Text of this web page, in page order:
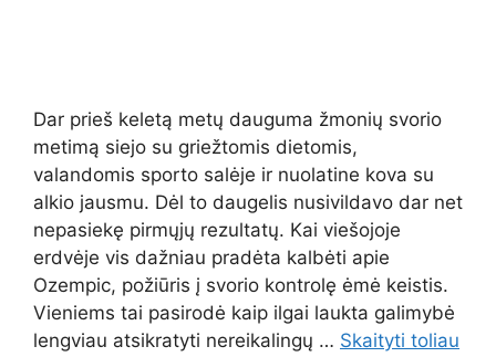
Dar prieš keletą metų dauguma žmonių svorio
metimą siejo su griežtomis dietomis,
valandomis sporto salėje ir nuolatine kova su
alkio jausmu. Dėl to daugelis nusivildavo dar net
nepasiekę pirmųjų rezultatų. Kai viešojoje
erdvėje vis dažniau pradėta kalbėti apie
Ozempic, požiūris į svorio kontrolę ėmė keistis.
Vieniems tai pasirodė kaip ilgai laukta galimybė
lengviau atsikratyti nereikalingų … Skaityti toliau